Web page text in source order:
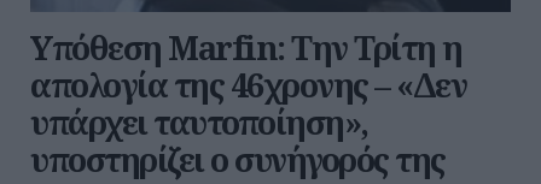
Υπόθεση Marfin: Την Τρίτη η
απολογία της 46χρονης – «Δεν
υπάρχει ταυτοποίηση»,
υποστηρίζει ο συνήγορός της